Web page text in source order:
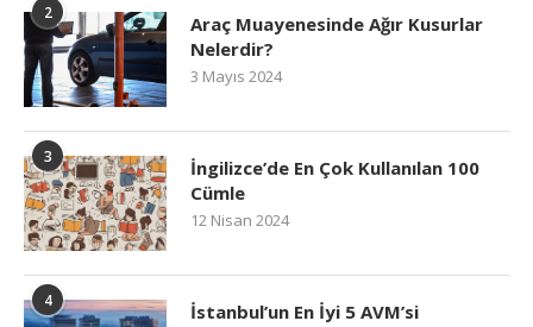
2
Araç Muayenesinde Ağır Kusurlar
Nelerdir?
3 Mayıs 2024
3
İngilizce’de En Çok Kullanılan 100
Cümle
12 Nisan 2024
4 İstanbul’un En İyi 5 AVM’si